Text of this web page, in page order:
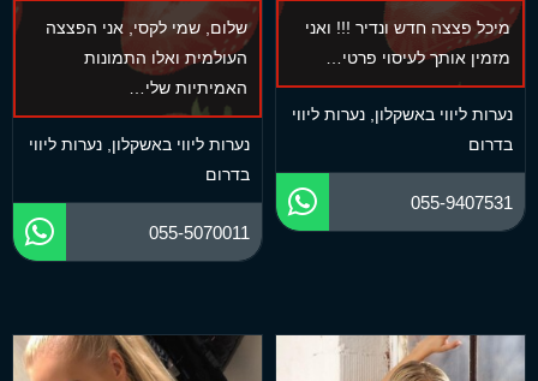
מיכל פצצה חדש ונדיר !!! ואני
מזמין אותך לעיסוי פרטי…
נערות ליווי באשקלון, נערות ליווי
בדרום
055-9407531
שלום, שמי לקסי, אני הפצצה
העולמית ואלו התמונות
האמיתיות שלי…
נערות ליווי באשקלון, נערות ליווי
בדרום
055-5070011